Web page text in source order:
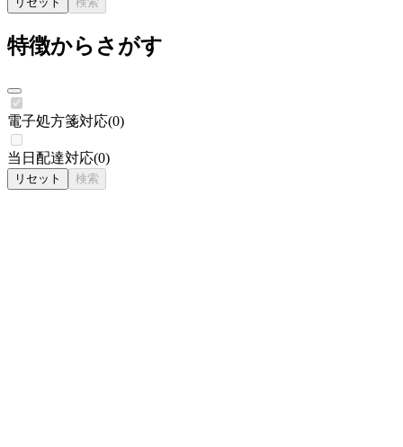
特徴からさがす
電子処方箋対応(0)
当日配達対応(0)
リセット 検索